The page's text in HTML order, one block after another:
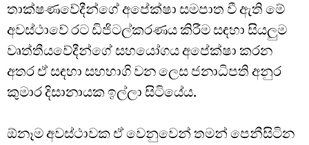
තාක්ෂණවේදීන්ගේ අපේක්ෂා සමපාත වී ඇති මේ
අවස්ථාවේ රට ඩිජිටල්කරණය කිරීම සඳහා සියලුම
වෘත්තීයවේදීන්ගේ සහයෝගය අපේක්ෂා කරන
අතර ඒ සඳහා සහභාගි වන ලෙස ජනාධිපති අනුර
කුමාර දිසානායක ඉල්ලා සිටියේය.
ඕනෑම අවස්ථාවක ඒ වෙනුවෙන් තමන් පෙනීසිටින